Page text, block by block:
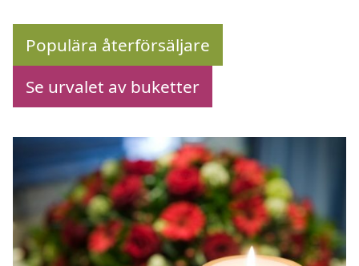
Populära återförsäljare
Se urvalet av buketter